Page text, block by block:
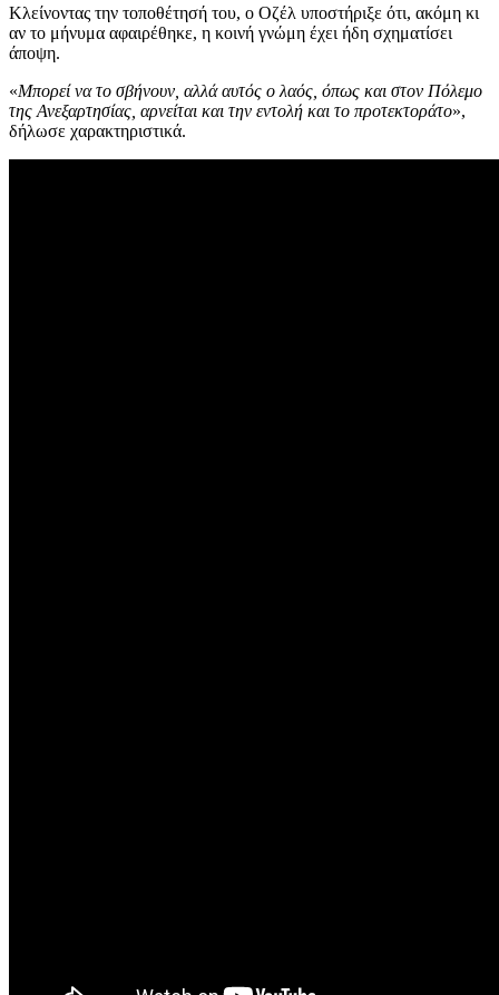
Κλείνοντας την τοποθέτησή του, ο Οζέλ υποστήριξε ότι, ακόμη κι
αν το μήνυμα αφαιρέθηκε, η κοινή γνώμη έχει ήδη σχηματίσει
άποψη.
«Μπορεί να το σβήνουν, αλλά αυτός ο λαός, όπως και στον Πόλεμο
της Ανεξαρτησίας, αρνείται και την εντολή και το προτεκτοράτο»,
δήλωσε χαρακτηριστικά.